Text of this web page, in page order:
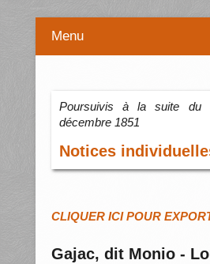
Menu
Poursuivis à la suite du
décembre 1851
Notices
CLIQUER ICI POUR
Gajac, dit Monio -